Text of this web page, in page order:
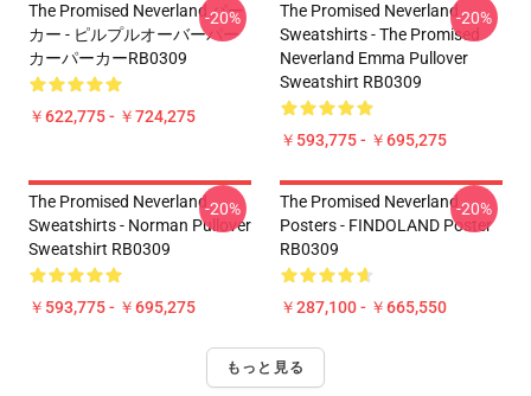
The Promised Neverland パー
カー - ピルプルオーバーパー
カーパーカーRB0309
￥622,775 - ￥724,275
-20%
The Promised Neverland
Sweatshirts - The Promised
Neverland Emma Pullover
Sweatshirt RB0309
￥593,775 - ￥695,275
-20%
The Promised Neverland
Sweatshirts - Norman Pullover
Sweatshirt RB0309
￥593,775 - ￥695,275
-20%
The Promised Neverland
Posters - FINDOLAND Poster
RB0309
￥287,100 - ￥665,550
-20%
もっと見る